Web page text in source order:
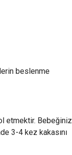
beslenme
etmektir. Bebeğiniz
3-4 kez kakasını